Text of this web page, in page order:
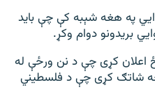
وايي په هغه شېبه کې چې باید
بریدونو دوام وکړ.
اعلان کړی چې د نن ورځې له
شاتګ کړی چې د فلسطیني